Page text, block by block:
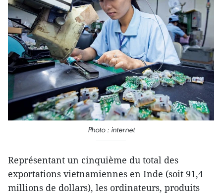
Photo : internet
Représentant un cinquième du total des
exportations vietnamiennes en Inde (soit 91,4
millions de dollars), les ordinateurs, produits